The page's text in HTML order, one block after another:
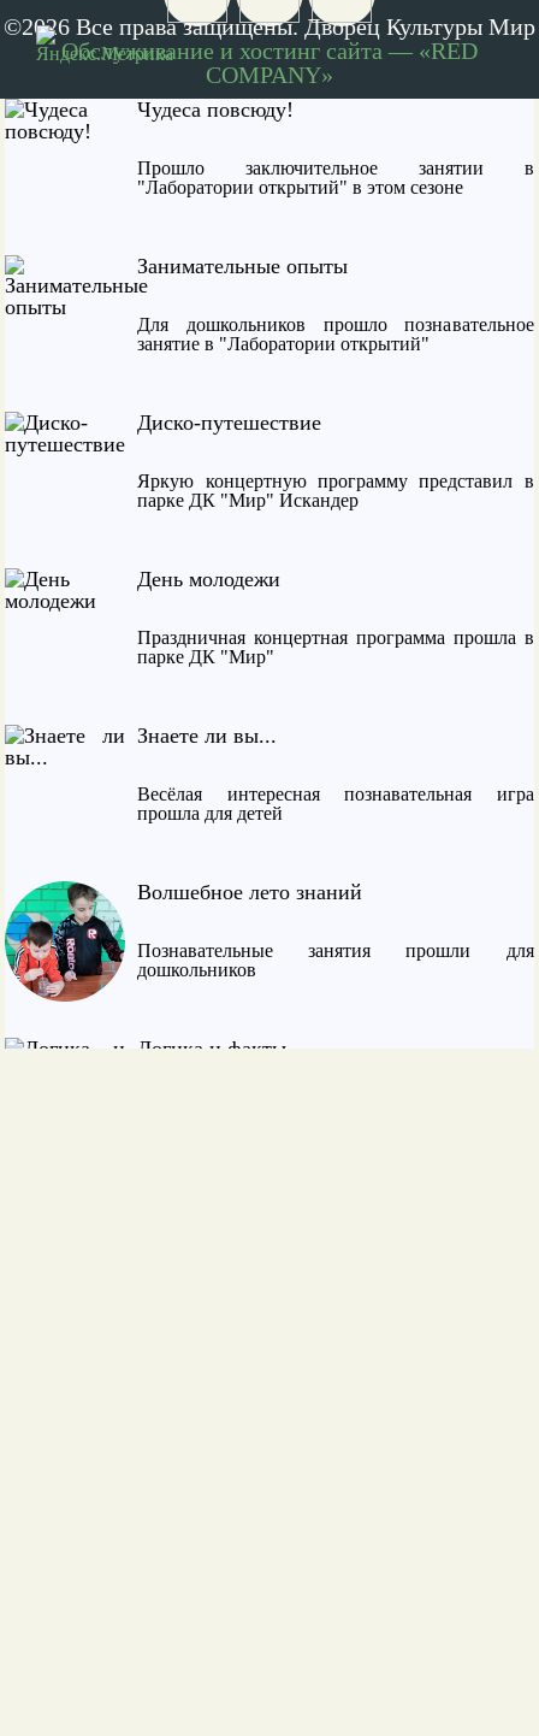
Праздничные мероприятия прошли в парке ДК
"Мир"
Чудеса повсюду!
Прошло заключительное занятии в
"Лаборатории открытий" в этом сезоне
Занимательные опыты
Для дошкольников прошло познавательное
занятие в "Лаборатории открытий"
Диско-путешествие
Яркую концертную программу представил в
парке ДК "Мир" Искандер
День молодежи
Праздничная концертная программа прошла в
парке ДК "Мир"
Знаете ли вы...
Весёлая интересная познавательная игра
прошла для детей
Волшебное лето знаний
Познавательные занятия прошли для
дошкольников
Логика и факты
©2026 Все права защищены. Дворец Культуры Мир
Обслуживание и хостинг сайта — «RED
COMPANY»